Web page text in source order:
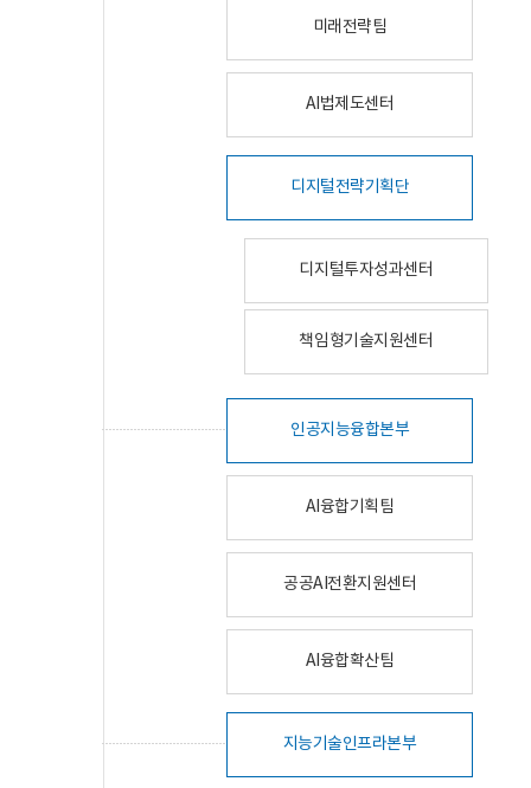
미래전략팀
AI법제도센터
디지털전략기획단
디지털투자성과센터
책임형기술지원센터
인공지능융합본부
AI융합기획팀
공공AI전환지원센터
AI융합확산팀
지능기술인프라본부